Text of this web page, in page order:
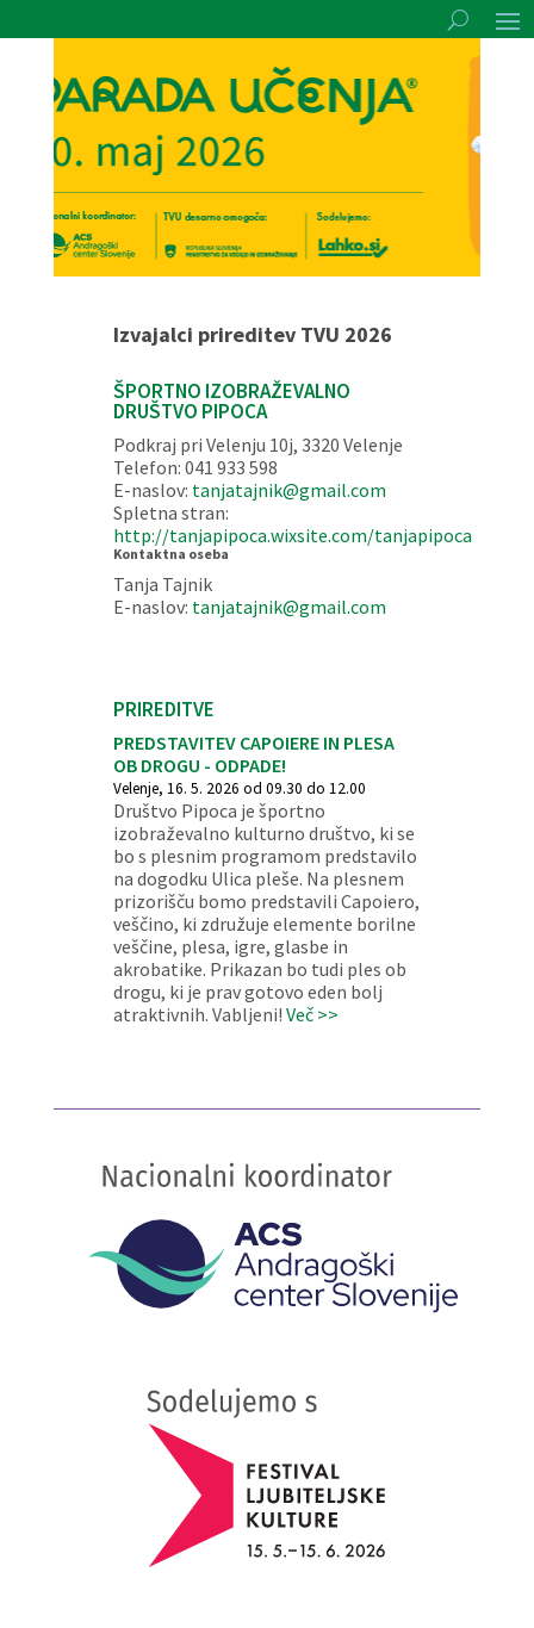
Izvajalci prireditev TVU 2026
ŠPORTNO IZOBRAŽEVALNO
DRUŠTVO PIPOCA
Podkraj pri Velenju 10j, 3320 Velenje
Telefon: 041 933 598
E-naslov: tanjatajnik@gmail.com
Spletna stran:
http://tanjapipoca.wixsite.com/tanjapipoca
Kontaktna oseba
Tanja Tajnik
E-naslov: tanjatajnik@gmail.com
PRIREDITVE
PREDSTAVITEV CAPOIERE IN PLESA
OB DROGU - ODPADE!
Velenje, 16. 5. 2026 od 09.30 do 12.00
Društvo Pipoca je športno
izobraževalno kulturno društvo, ki se
bo s plesnim programom predstavilo
na dogodku Ulica pleše. Na plesnem
prizorišču bomo predstavili Capoiero,
veščino, ki združuje elemente borilne
veščine, plesa, igre, glasbe in
akrobatike. Prikazan bo tudi ples ob
drogu, ki je prav gotovo eden bolj
atraktivnih. Vabljeni! Več >>